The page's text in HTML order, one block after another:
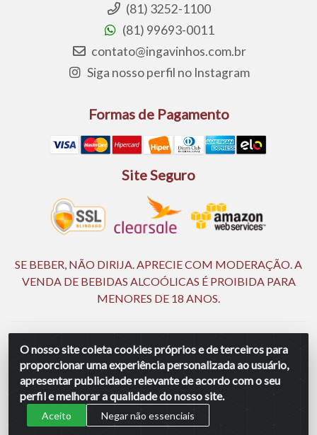
O nosso site coleta cookies próprios e de terceiros para
proporcionar uma experiência personalizada ao usuário,
apresentar publicidade relevante de acordo com o seu
perfil e melhorar a qualidade do nosso site.
Aceito
Negar não essenciais
(81) 3252-1100
(81) 99693-0011
contato@ingavinhos.com.br
Siga nosso perfil no Instagram
Formas de Pagamento
Site Seguro
SE BEBER, NÃO DIRIJA. APRECIE COM MODERAÇÃO. A
VENDA DE BEBIDAS ALCOÓLICAS É PROIBIDA PARA
MENORES DE 18 ANOS.
Ingá Distribuidora Ltda | CNPJ 05.390.477/0002-25 - Rod BR
232, KM 18,5 - S/N - Manassu - CEP 54130-340 - Jaboatão dos
Guararapes/PE